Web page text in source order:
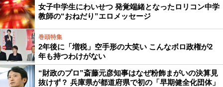
女子中学生にわいせつ 発覚端緒となったロリコン中学
教師の“おねだり”エロメッセージ
巻頭特集
2年後に「増税」空手形の大笑い こんなボロ政権が2
年も持つわけがない
“財政のプロ”斎藤元彦知事はなぜ粉飾まがいの決算見
抜けず？ 兵庫県が都道府県で初の「早期健全化団体」